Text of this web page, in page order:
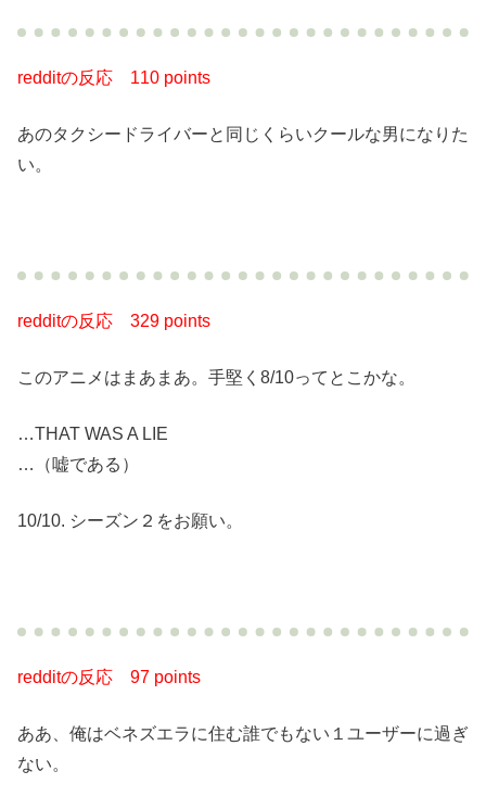
redditの反応 110 points
あのタクシードライバーと同じくらいクールな男になりた
い。
redditの反応 329 points
このアニメはまあまあ。手堅く8/10ってとこかな。
…THAT WAS A LIE
…（嘘である）
10/10. シーズン２をお願い。
redditの反応 97 points
ああ、俺はベネズエラに住む誰でもない１ユーザーに過ぎ
ない。